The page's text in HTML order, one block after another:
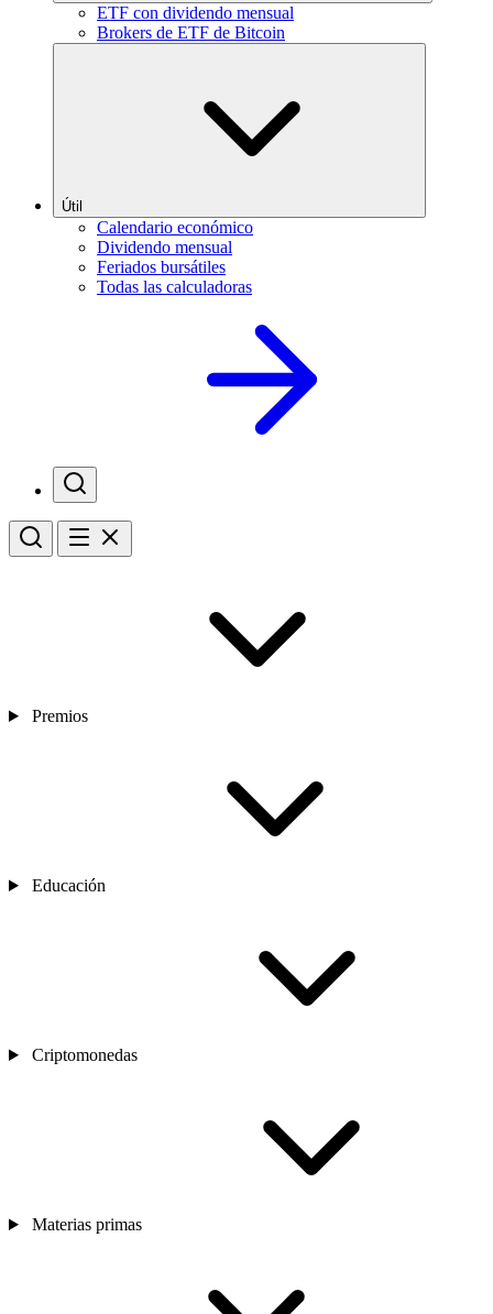
ETF con dividendo mensual
Brokers de ETF de Bitcoin
Útil
Calendario económico
Dividendo mensual
Feriados bursátiles
Todas las calculadoras
Premios
Educación
Criptomonedas
Materias primas